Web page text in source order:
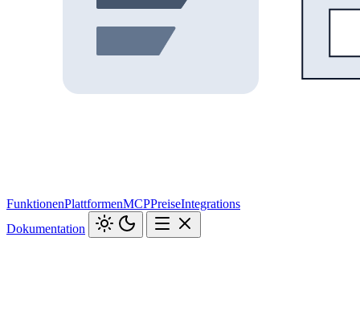
FunktionenPlattformenMCPPreiseIntegrations
Dokumentation